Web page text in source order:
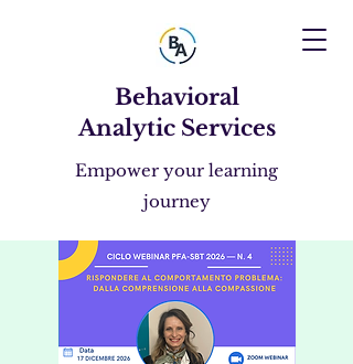
Behavioral
Analytic Services
Empower your learning
journey